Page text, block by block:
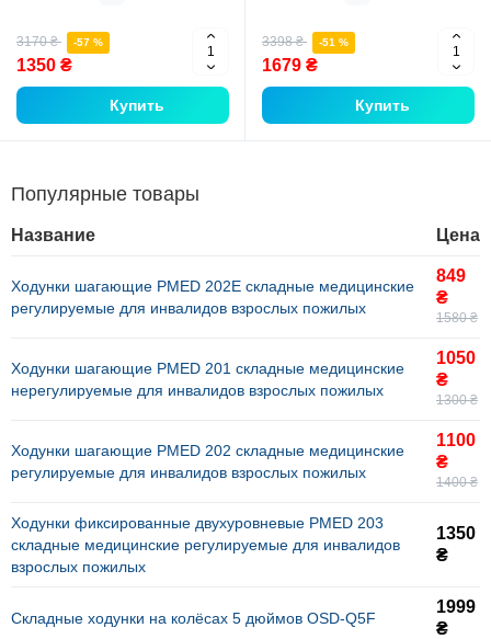
3170 ₴ -57 %
1350 ₴
Купить
3398 ₴ -51 %
1679 ₴
Купить
Популярные товары
Название Цена
Ходунки шагающие PMED 202E складные медицинские
регулируемые для инвалидов взрослых пожилых
849
₴
1580 ₴
Ходунки шагающие PMED 201 складные медицинские
нерегулируемые для инвалидов взрослых пожилых
1050
₴
1300 ₴
Ходунки шагающие PMED 202 складные медицинские
регулируемые для инвалидов взрослых пожилых
1100
₴
1400 ₴
Ходунки фиксированные двухуровневые PMED 203
складные медицинские регулируемые для инвалидов
взрослых пожилых
1350
₴
Складные ходунки на колёсах 5 дюймов OSD-Q5F
1999
₴